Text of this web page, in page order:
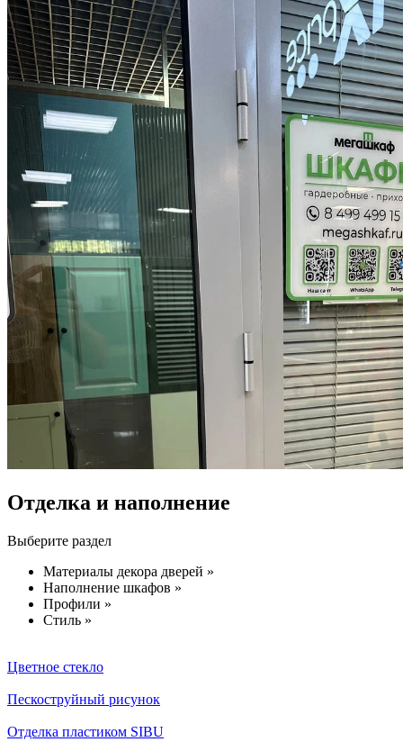
Отделка и наполнение
Выберите раздел
Материалы декора дверей »
Наполнение шкафов »
Профили »
Стиль »
Цветное стекло
Пескоструйный рисунок
Отделка пластиком SIBU